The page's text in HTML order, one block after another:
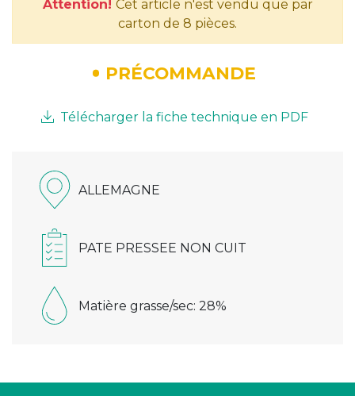
Attention! Cet article n'est vendu que par
carton de 8 pièces.
PRÉCOMMANDE
Télécharger la fiche technique en PDF
ALLEMAGNE
PATE PRESSEE NON CUIT
Matière grasse/sec: 28%